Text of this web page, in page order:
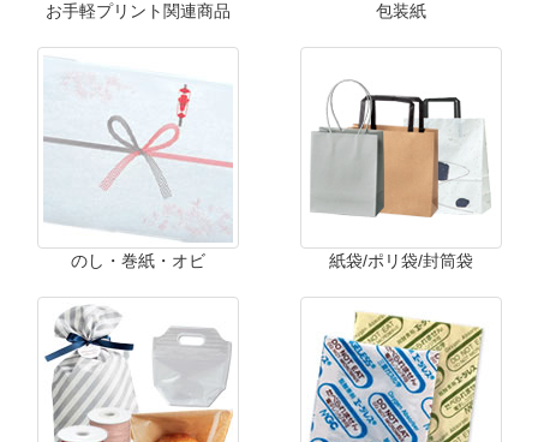
お手軽プリント関連商品 包装紙
のし・巻紙・オビ 紙袋/ポリ袋/封筒袋